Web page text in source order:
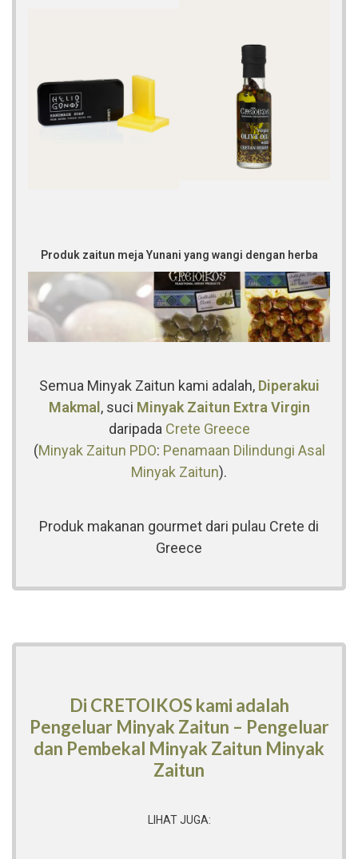
Produk zaitun meja Yunani yang wangi dengan herba
Semua Minyak Zaitun kami adalah, Diperakui
Makmal, suci Minyak Zaitun Extra Virgin
daripada Crete Greece
(Minyak Zaitun PDO: Penamaan Dilindungi Asal
Minyak Zaitun).
Produk makanan gourmet dari pulau Crete di
Greece
Di CRETOIKOS kami adalah
Pengeluar Minyak Zaitun – Pengeluar
dan Pembekal Minyak Zaitun Minyak
Zaitun
LIHAT JUGA: